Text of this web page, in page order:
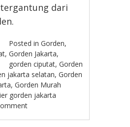
dari
Posted inGorden,
,Gorden Jakarta,
gorden ciputat,Gorden
jakarta selatan,Gorden
,Gorden Murah
gorden jakarta